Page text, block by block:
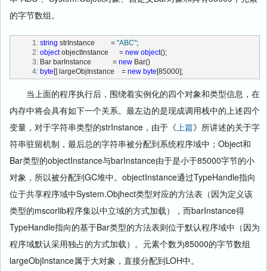
的字节数组。
   1:
string strInstance         = "ABC";
   2:
object objectInstance      = new object();
   3:
Bar barInstance            = new Bar()
   4:
byte[] largeObjInstance    = new byte[85000];
当上面的程序执行后，围绕着实例化的四个对象和类型信息，在
内存中将会具有如下一个关系。最左边的是现成调用栈中的上述四个
变量，对于字符串类型的strInstance，由于《 上篇》所讲述的关于字
符串驻留机制，最后总的字符串被分配到系统程序域中；Object和
Bar类型的objectInstance与barInstance由于是小于85000字节的小
对象，所以被分配到GC堆中。objectInstance通过TypeHandle指向
位于共享程序域中System.Objhect类型对应的方法表（因为定义该
类型的mscorlib程序集以中立域的方式加载），而barInstance得
TypeHandle指向的基于Bar类型的方法表则位于默认程序域中（因为
程序域默认采用独占的方式加载）。元素个数为85000的字节数组
largeObjInstance属于大对象，直接分配到LOH中。